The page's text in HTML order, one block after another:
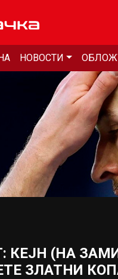
НОВОСТИ
КЕЈН (НА
ЗЛАТНИ